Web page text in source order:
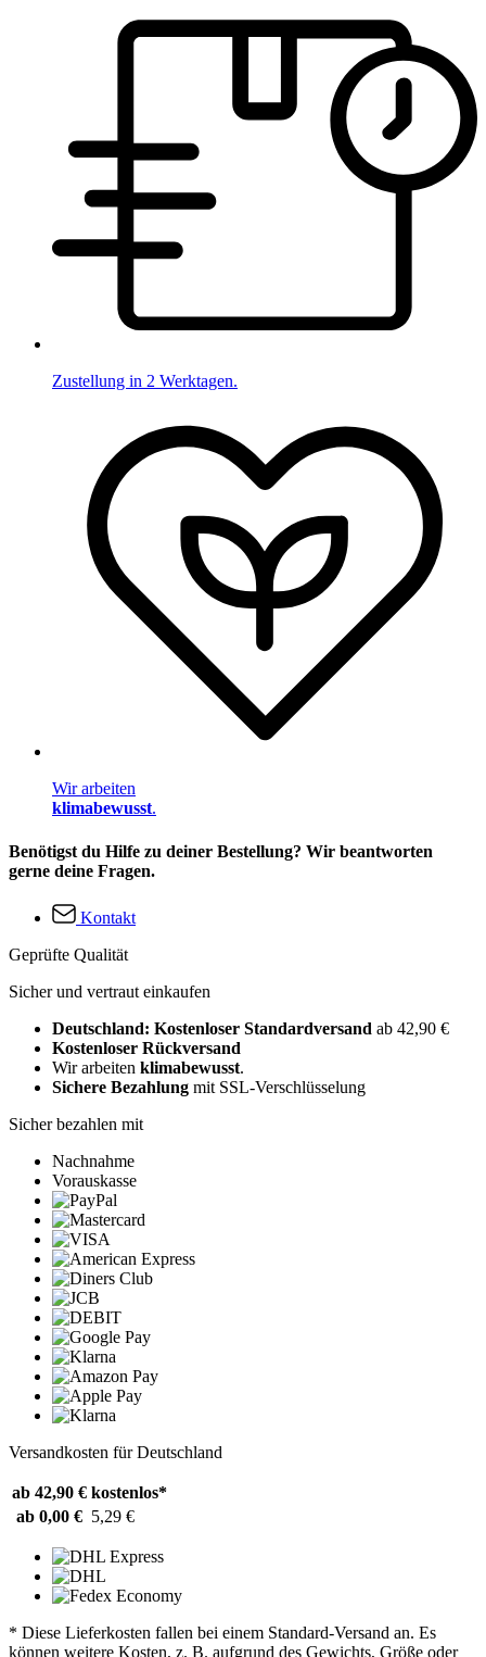
Zustellung in 2 Werktagen.
Wir arbeiten
klimabewusst.
Benötigst du Hilfe zu deiner Bestellung? Wir beantworten
gerne deine Fragen.
Kontakt
Geprüfte Qualität
Sicher und vertraut einkaufen
Deutschland: Kostenloser Standardversand ab 42,90 €
Kostenloser Rückversand
Wir arbeiten klimabewusst.
Sichere Bezahlung mit SSL-Verschlüsselung
Sicher bezahlen mit
Nachnahme
Vorauskasse
Versandkosten für Deutschland
ab 42,90 € kostenlos*
ab 0,00 € 5,29 €
* Diese Lieferkosten fallen bei einem Standard-Versand an. Es
können weitere Kosten, z. B. aufgrund des Gewichts, Größe oder